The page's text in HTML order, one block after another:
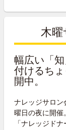
木曜
幅広い「
付けるち
開中。
ナレッジサロン
曜日の夜に開催
「ナレッジド